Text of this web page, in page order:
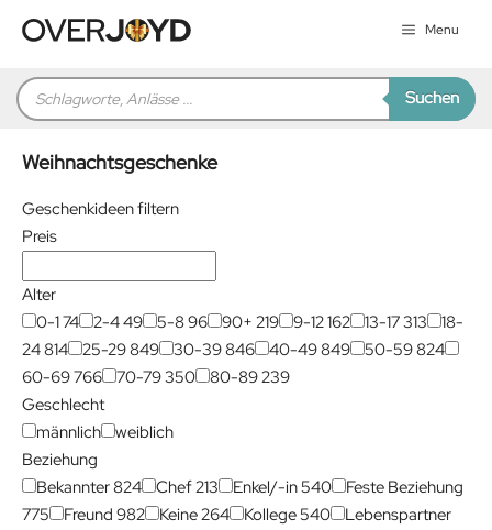
Inhalt
Menu
Products
search Suchen
Weihnachtsgeschenke
Geschenkideen filtern
Preis
Alter
0-174 2-449 5-896 90+ 219 9-12162 13-17313
18-
24814 25-29849 30-39846 40-49849 50-59824
60-69766 70-79350 80-89239
Geschlecht
männlich
weiblich
Beziehung
Bekannter824 Chef213 Enkel/-in540
Feste Beziehung
775
Freund 982 Keine264 Kollege540
Lebenspartner